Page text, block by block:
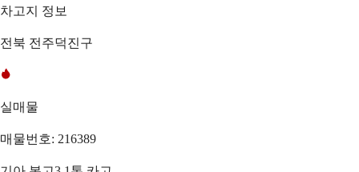
차고지 정보
전북 전주덕진구
실매물
매물번호: 216389